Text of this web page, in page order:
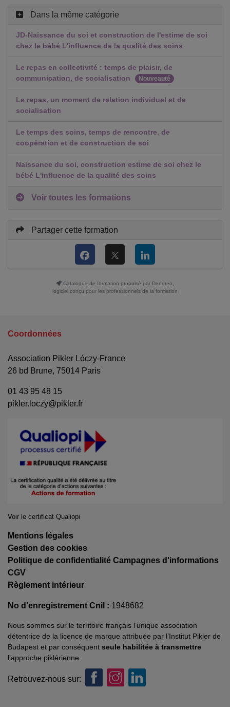
Dans la même catégorie
JD-Naissance du soi et construction de l'estime de soi
chez le bébé L'influence de la qualité des soins
Le repas en collectivité : temps de plaisir, de
communication, de socialisation
Nouveauté
Le repas, un moment de relation individuel et de
socialisation
Le temps des soins, temps de rencontre, de
coopération et de construction de soi
Naissance du soi, construction estime de soi chez le
bébé L'influence de la qualité des soins
Voir toutes les formations
Partager cette formation
Catalogue de formation propulsé par Dendreo,
logiciel conçu pour les professionnels de la formation
Coordonnées
Association Pikler Lóczy-France
26 bd Brune, 75014 Paris
01 43 95 48 15
pikler.loczy@pikler.fr
Voir le certificat Qualiopi
Mentions légales
Gestion des cookies
Politique de confidentialité Campagnes d'informations
CGV
Règlement intérieur
No d’enregistrement Cnil : 1948682
Nous sommes sur le territoire français l’unique association
détentrice de la licence de marque attribuée par l’Institut Pikler de
Budapest et par conséquent seule habilitée à transmettre
l’approche piklérienne.
Retrouvez-nous sur: